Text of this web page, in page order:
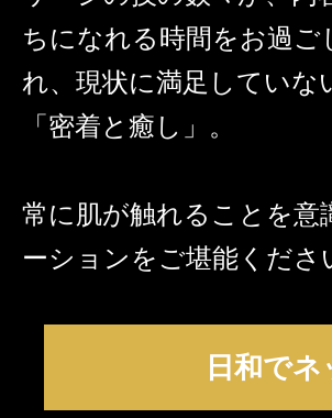
ちになれる時間をお過
れ、現状に満足していな
「密着と癒し」。
常に肌が触れることを
ーションをご堪能くださ
日和で